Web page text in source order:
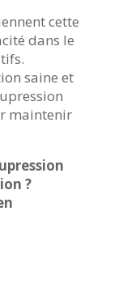
cette
dans le
saine et
maintenir
?